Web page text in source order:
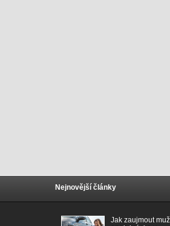
Nejnovější články
Jak zaujmout